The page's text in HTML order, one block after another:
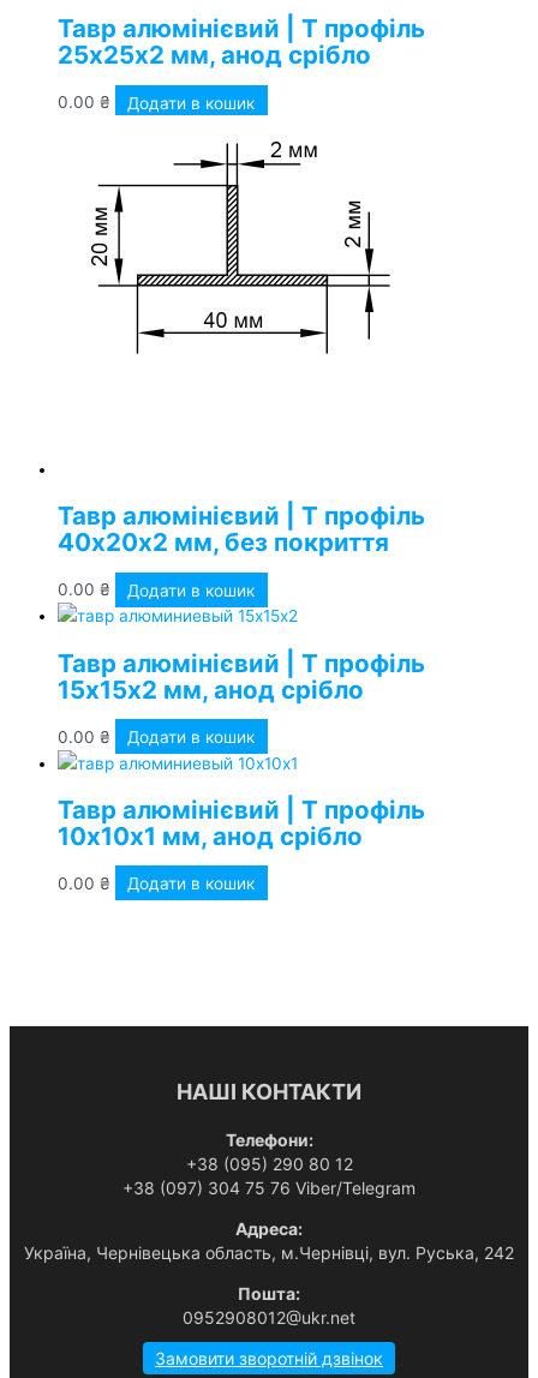
Тавр алюмінієвий | Т профіль
25х25х2 мм, анод срібло
0.00 ₴ Додати в кошик
Тавр алюмінієвий | Т профіль
40х20х2 мм, без покриття
0.00 ₴ Додати в кошик
Тавр алюмінієвий | Т профіль
15х15х2 мм, анод срібло
0.00 ₴ Додати в кошик
Тавр алюмінієвий | Т профіль
10х10х1 мм, анод срібло
0.00 ₴ Додати в кошик
НАШІ КОНТАКТИ
Телефони:
+38 (095) 290 80 12
+38 (097) 304 75 76 Viber/Telegram
Адреса:
Українa, Чернівецька область, м.Чернівці, вул. Руська, 242
Пошта:
0952908012@ukr.net
Замовити зворотній дзвінок